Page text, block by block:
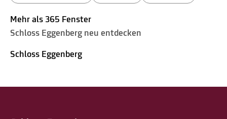
Mehr als 365 Fenster
Schloss Eggenberg neu entdecken
Schloss Eggenberg